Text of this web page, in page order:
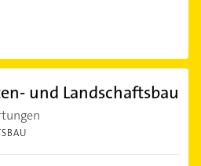
und Landschaftsbau